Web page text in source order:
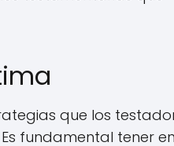
que los
fundamental tener en